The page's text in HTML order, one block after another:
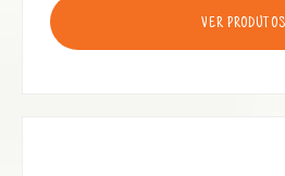
VER PRODUTOS